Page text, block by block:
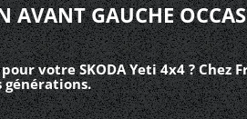
AVANT GAUCHE
votre SKODA Yeti 4x4 ? Chez
générations.